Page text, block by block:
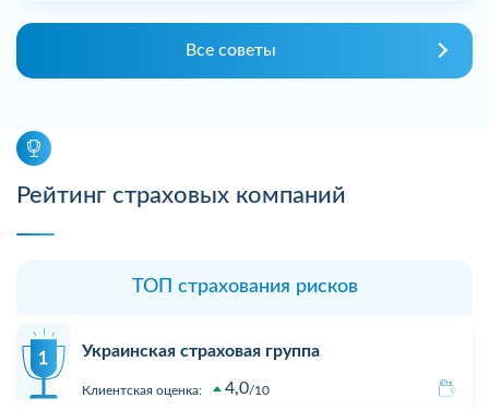
Все советы
Рейтинг страховых компаний
ТОП страхования рисков
Украинская страховая группа
Клиентская оценка: 4,0 10